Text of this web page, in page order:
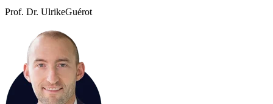
Prof. Dr. UlrikeGuérot